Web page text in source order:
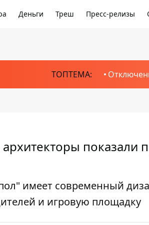
Деньги Треш Пресс-релизы
ТОПТЕМА:
показали
имеет современный
и игровую площадку